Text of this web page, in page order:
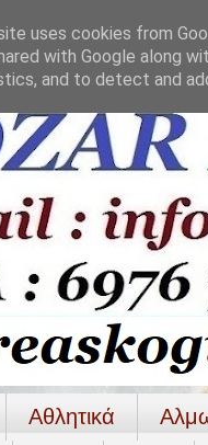
Αθλητικά
uses cookies from
with Google along
and to detect and